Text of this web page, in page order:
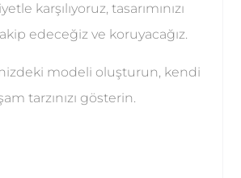
karşılıyoruz, tasarımınızı
edeceğiz ve koruyacağız.
modeli oluşturun, kendi
tarzınızı gösterin.